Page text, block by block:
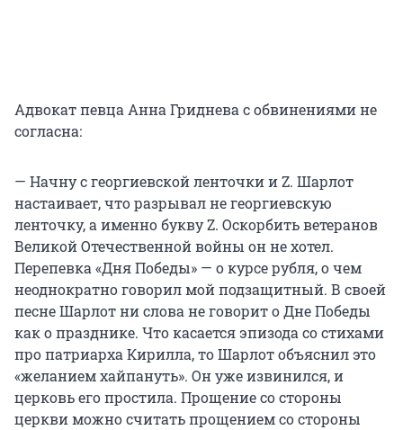
Адвокат певца Анна Гриднева с обвинениями не
согласна:
— Начну с георгиевской ленточки и Z. Шарлот
настаивает, что разрывал не георгиевскую
ленточку, а именно букву Z. Оскорбить ветеранов
Великой Отечественной войны он не хотел.
Перепевка «Дня Победы» — о курсе рубля, о чем
неоднократно говорил мой подзащитный. В своей
песне Шарлот ни слова не говорит о Дне Победы
как о празднике. Что касается эпизода со стихами
про патриарха Кирилла, то Шарлот объяснил это
«желанием хайпануть». Он уже извинился, и
церковь его простила. Прощение со стороны
церкви можно считать прощением со стороны